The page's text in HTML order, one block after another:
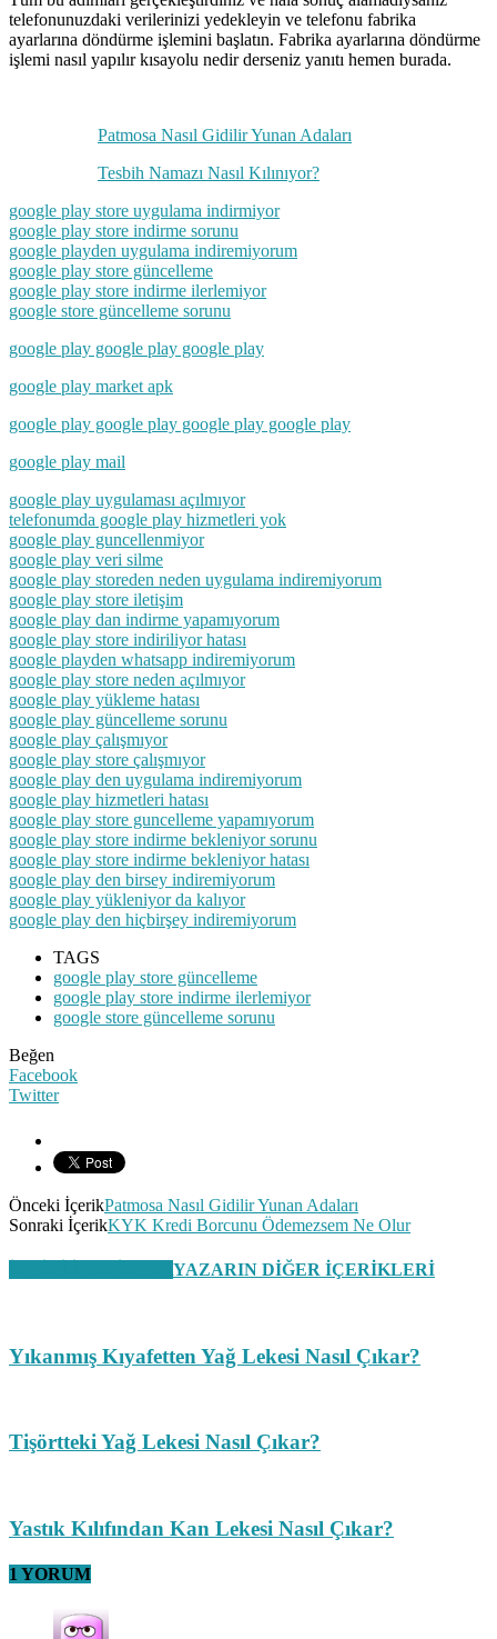
telefonunuzdaki verilerinizi yedekleyin ve telefonu fabrika
ayarlarına döndürme işlemini başlatın. Fabrika ayarlarına döndürme
işlemi nasıl yapılır kısayolu nedir derseniz yanıtı hemen burada.
Patmosa Nasıl Gidilir Yunan Adaları
Tesbih Namazı Nasıl Kılınıyor?
google play store uygulama indirmiyor
google play store indirme sorunu
google playden uygulama indiremiyorum
google play store güncelleme
google play store indirme ilerlemiyor
google store güncelleme sorunu
google play google play google play
google play market apk
google play google play google play google play
google play mail
google play uygulaması açılmıyor
telefonumda google play hizmetleri yok
google play guncellenmiyor
google play veri silme
google play storeden neden uygulama indiremiyorum
google play store iletişim
google play dan indirme yapamıyorum
google play store indiriliyor hatası
google playden whatsapp indiremiyorum
google play store neden açılmıyor
google play yükleme hatası
google play güncelleme sorunu
google play çalışmıyor
google play store çalışmıyor
google play den uygulama indiremiyorum
google play hizmetleri hatası
google play store guncelleme yapamıyorum
google play store indirme bekleniyor sorunu
google play store indirme bekleniyor hatası
google play den birsey indiremiyorum
google play yükleniyor da kalıyor
google play den hiçbirşey indiremiyorum
TAGS
google play store güncelleme
google play store indirme ilerlemiyor
google store güncelleme sorunu
Beğen
Facebook
Twitter
Önceki İçerikPatmosa Nasıl Gidilir Yunan Adaları
Sonraki İçerikKYK Kredi Borcunu Ödemezsem Ne Olur
YAZARIN DİĞER İÇERİKLERİ
Yıkanmış Kıyafetten Yağ Lekesi Nasıl Çıkar?
Tişörtteki Yağ Lekesi Nasıl Çıkar?
Yastık Kılıfından Kan Lekesi Nasıl Çıkar?
1 YORUM